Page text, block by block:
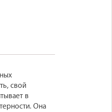
свой
в
Она